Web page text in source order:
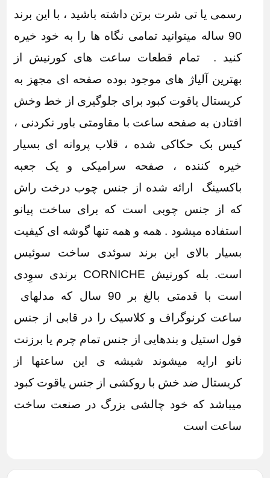
رسمی یا تی شرت برتن داشته باشید ، با این برند
90 ساله میتوانید تمامی نگاه ها را به خود خیره
کنید . تمام قطعات ساعت های کورنیش از
بهترین آلیاژ های موجود بوده صفحه ای مجهز به
کریستال یاقوت کبود برای جلوگیری از خط وخش
افتادن به صفحه ساعت با مقاومتی باور نکردنی ،
کیس بک حکاکی شده ، قلاب پروانه ای بسیار
خیره کننده ، صفحه سرامیکی و یک جعبه
باکسینگ ارائه شده از جنس چوب درخت راش
که از جنس چوبی است که برای ساخت پیانو
استفاده میشود . همه و همه تنها گوشه ای کیفیت
بسیار بالای این برند سوئدی ساخت سوئیس
است. بله کورنیش CORNICHE برندی سوِدی
است با قدمتی بالغ بر 90 سال که مدلهای
ساعت کرنوگراف و کلاسیک را در قابی از جنس
فول استیل و بندهایی از جنس تمام چرم یا برزنت
نانو ارایه میشوند شیشه ی این ساعتها از
کریستال ضد خش با روکشی از جنس یاقوت کبود
میباشد که خود چالشی بزرگ در صنعت ساخت
ساعت است